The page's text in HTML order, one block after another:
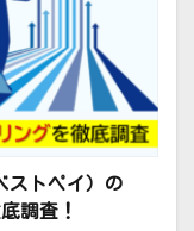
ストペイ）の
調査！